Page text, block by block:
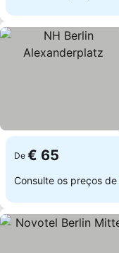
De € 65
Consulte os preços de